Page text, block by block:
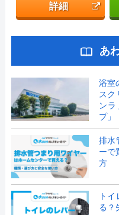
詳細
あ
浴室
スク
ン
プ」
排水
ーで
方
ト
る？